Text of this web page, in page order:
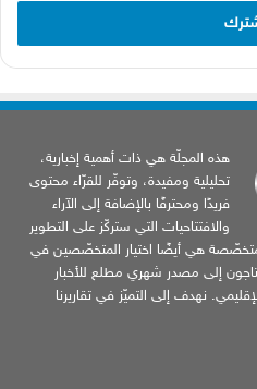
هذه المجلّة هي ذات أهمية إخبارية،
تحليلية ومفيدة، وتوفّر للقرّاء محتوى
فريدًا ومحترفًا بالإضافة إلى الآراء
والافتتاحيات التي ستركّز على التطوير
هي أيضًا اختيار المتخصّصين في
إلى مصدر شهري مطلع للأخبار
نهدف إلى التميّز في تقاريرنا